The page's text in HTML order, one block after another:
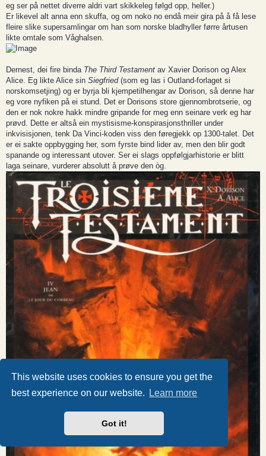
This website uses cookies to ensure you get the
best experience on our website.
Learn more
Got it!
eg ser på nettet diverre aldri vart skikkeleg følgd opp, heller.)
Er likevel alt anna enn skuffa, og om noko no endå meir gira på å få lese
fleire slike supersamlingar om han som norske bladhyller førre årtusen
likte omtale som Våghalsen.
Dernest, dei fire binda The Third Testament av Xavier Dorison og Alex
Alice. Eg likte Alice sin Siegfried (som eg las i Outland-forlaget si
norskomsetjing) og er byrja bli kjempetilhengar av Dorison, så denne har
eg vore nyfiken på ei stund. Det er Dorisons store gjennombrotserie, og
den er nok nokre hakk mindre gripande for meg enn seinare verk eg har
prøvd. Dette er altså ein mystisisme-konspirasjonsthriller under
inkvisisjonen, tenk Da Vinci-koden viss den føregjekk op 1300-talet. Det
er ei sakte oppbygging her, som fyrste bind lider av, men den blir godt
spanande og interessant utover. Ser ei slags oppfølgjarhistorie er blitt
laga seinare, vurderer absolutt å prøve den òg.